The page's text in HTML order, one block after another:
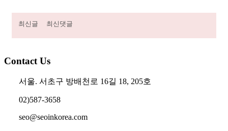
최신글 최신댓글
Contact Us
서울. 서초구 방배천로 16길 18, 205호
02)587-3658
seo@seoinkorea.com